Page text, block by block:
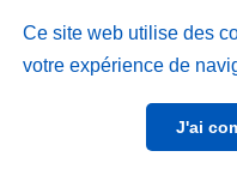
Ce site web utilise des
votre expérience de
J'ai